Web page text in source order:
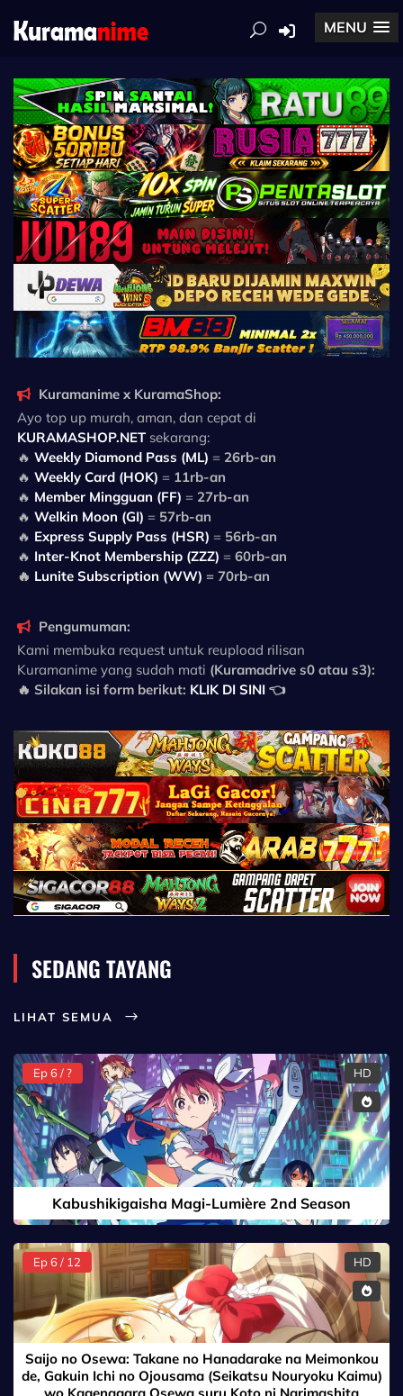
MENU
Kuramanime x KuramaShop:
Ayo top up murah, aman, dan cepat di
KURAMASHOP.NET sekarang:
🔥 Weekly Diamond Pass (ML) = 26rb-an
🔥 Weekly Card (HOK) = 11rb-an
🔥 Member Mingguan (FF) = 27rb-an
🔥 Welkin Moon (GI) = 57rb-an
🔥 Express Supply Pass (HSR) = 56rb-an
🔥 Inter-Knot Membership (ZZZ) = 60rb-an
🔥 Lunite Subscription (WW) = 70rb-an
Pengumuman:
Kami membuka request untuk reupload rilisan
Kuramanime yang sudah mati (Kuramadrive s0 atau s3):
🔥 Silakan isi form berikut: KLIK DI SINI 👈
SEDANG TAYANG
LIHAT SEMUA
Ep 6 / ? HD
Kabushikigaisha Magi-Lumière 2nd Season
Ep 6 / 12 HD
Saijo no Osewa: Takane no Hanadarake na Meimonkou
de, Gakuin Ichi no Ojousama (Seikatsu Nouryoku Kaimu)